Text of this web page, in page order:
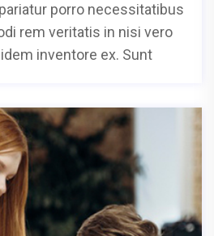
porro necessitatibus
rem veritatis in nisi vero
inventore ex. Sunt